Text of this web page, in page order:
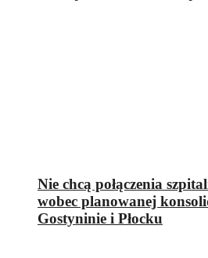
Nie chcą połączenia
wobec planowanej
Gostyninie i Płocku